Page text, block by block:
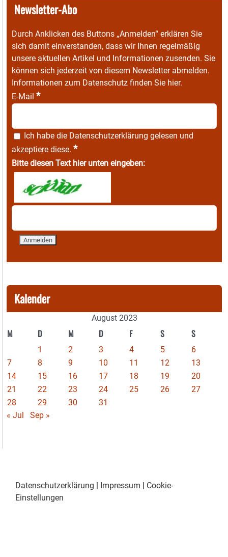
Newsletter-Abo
Durch Anklicken des Buttons „Anmelden“ erklären Sie
sich damit einverstanden, dass wir Ihnen regelmäßig
unsere aktuellen Artikel und Informationen zusenden. Sie
können sich jederzeit von diesem Newsletter abmelden.
Informationen zum Datenschutz finden Sie hier.
E-Mail *
Ich habe die Datenschutzerklärung gelesen und
akzeptiere diese. *
Bitte diesen Text hier unten eingeben:
Kalender
August 2023
M D M D F S S
1 2 3 4 5
6
7
8 9 10 11 12
13
14
15 16 17 18 19
20
21
22 23 24 25 26
27
28
29 30
31
« Jul
Sep »
Datenschutzerklärung | Impressum | Cookie-
Einstellungen